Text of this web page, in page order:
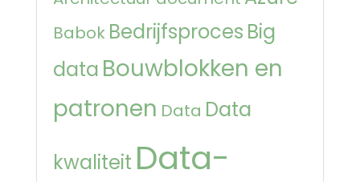
Babok Bedrijfsproces Big
data Bouwblokken en
patronen Data Data
kwaliteit Data-